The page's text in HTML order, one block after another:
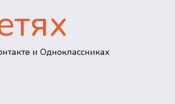
и Одноклассниках